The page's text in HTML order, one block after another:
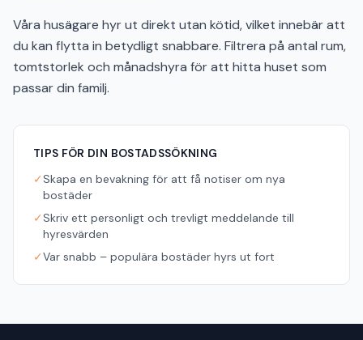
Våra husägare hyr ut direkt utan kötid, vilket innebär att
du kan flytta in betydligt snabbare. Filtrera på antal rum,
tomtstorlek och månadshyra för att hitta huset som
passar din familj.
TIPS FÖR DIN BOSTADSSÖKNING
✓Skapa en bevakning för att få notiser om nya
bostäder
✓Skriv ett personligt och trevligt meddelande till
hyresvärden
✓Var snabb – populära bostäder hyrs ut fort